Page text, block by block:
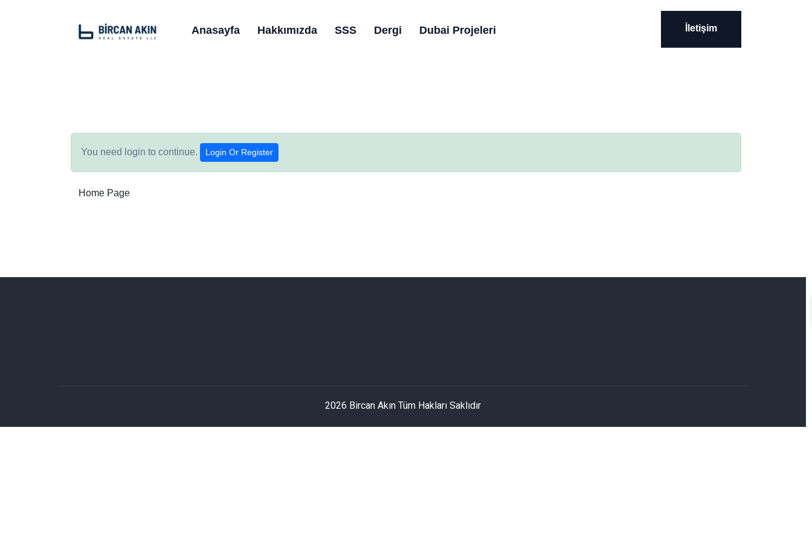
Anasayfa Hakkımızda SSS Dergi Dubai Projeleri
İletişim
You need login to continue. Login Or Register
Home Page
2026 Bircan Akın Tüm Hakları Saklıdır